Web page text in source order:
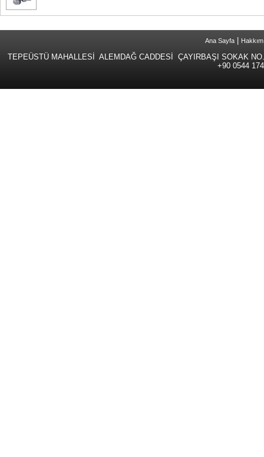
Ana Sayfa
TEPEÜSTÜ MAHALLESİ ALEMDAĞ CADDESİ ÇAYIRBAŞI SOKAK
+90 0544